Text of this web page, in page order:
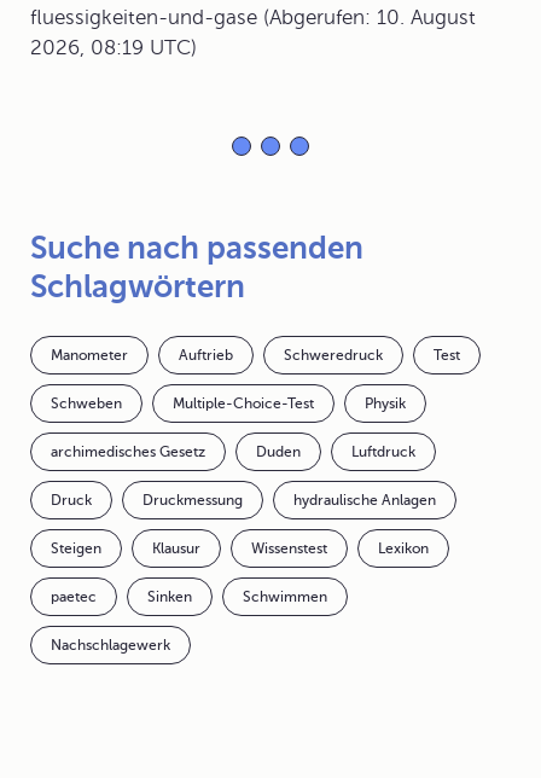
fluessigkeiten-und-gase (Abgerufen: 10. August
2026, 08:19 UTC)
Suche nach passenden
Schlagwörtern
Manometer Auftrieb Schweredruck Test
Schweben Multiple-Choice-Test Physik
archimedisches Gesetz Duden Luftdruck
Druck Druckmessung hydraulische Anlagen
Steigen Klausur Wissenstest Lexikon
paetec Sinken Schwimmen
Nachschlagewerk